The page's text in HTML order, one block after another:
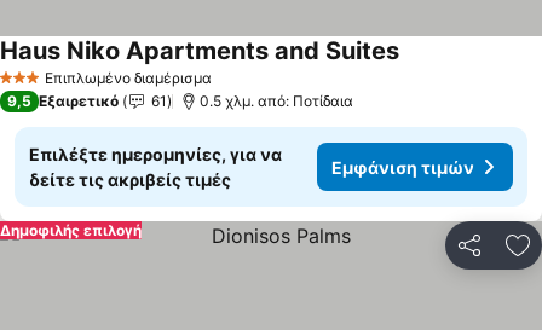
3 ΑστέριαΕπιπλωμένο διαμέρισμα
Haus Niko Apartments and Suites
9,5 Εξαιρετικό 61 0.5 χλμ. από: Ποτίδαια
Επιλέξτε ημερομηνίες, για να
δείτε τις ακριβείς τιμές
Εμφάνιση τιμών
Δημοφιλής επιλογή